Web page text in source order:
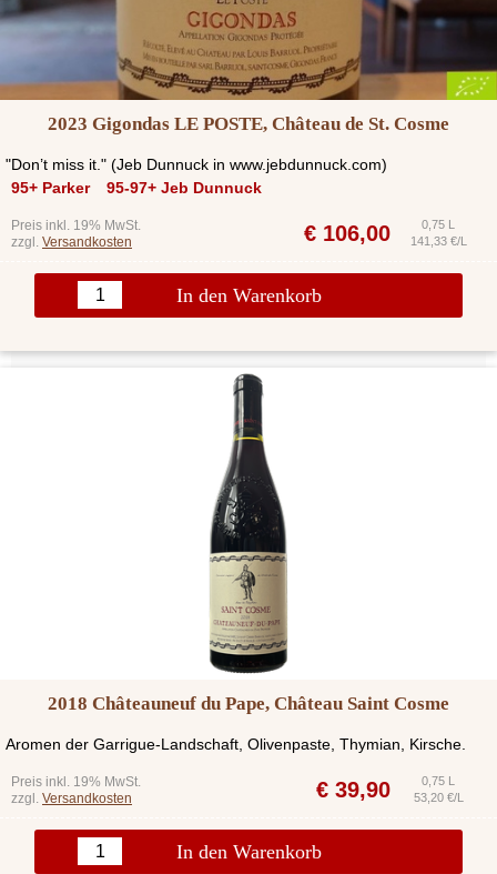
2023 Gigondas LE POSTE, Château de St. Cosme
"Don’t miss it." (Jeb Dunnuck in www.jebdunnuck.com)
95+ Parker
95-97+ Jeb Dunnuck
Preis inkl. 19% MwSt.
zzgl. Versandkosten € 106,00
0,75 L
141,33 €/L
In den Warenkorb
2018 Châteauneuf du Pape, Château Saint Cosme
Aromen der Garrigue-Landschaft, Olivenpaste, Thymian, Kirsche.
Preis inkl. 19% MwSt.
zzgl. Versandkosten € 39,90
0,75 L
53,20 €/L
In den Warenkorb